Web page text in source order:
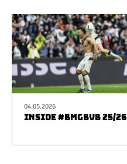
04.05.2026
INSIDE #BMGBVB 25/26